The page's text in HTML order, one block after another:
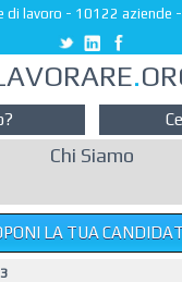
di lavoro - 10122 aziende -
.
Chi Siamo
LA TUA